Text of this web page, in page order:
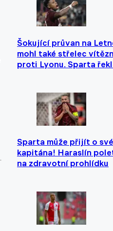
Šokující průvan na
mohl také střelec
proti Lyonu. Sparta
Sparta může přijít o
kapitána! Haraslín
na zdravotní prohlídku